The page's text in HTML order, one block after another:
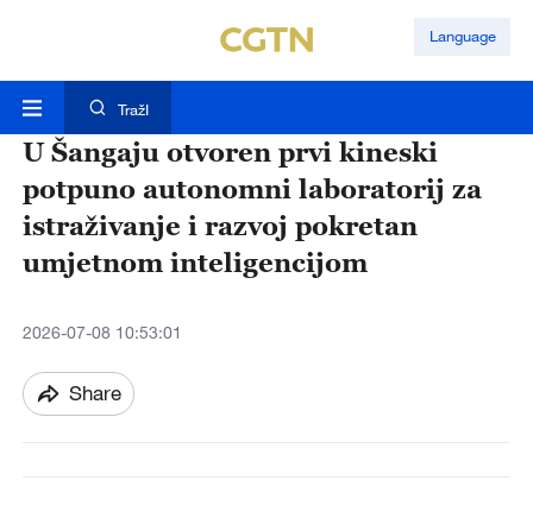
Language
TražI
U Šangaju otvoren prvi kineski
potpuno autonomni laboratorij za
istraživanje i razvoj pokretan
umjetnom inteligencijom
2026-07-08 10:53:01
Share